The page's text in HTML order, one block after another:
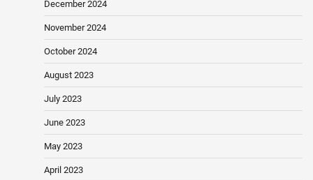
December 2024
November 2024
October 2024
August 2023
July 2023
June 2023
May 2023
April 2023